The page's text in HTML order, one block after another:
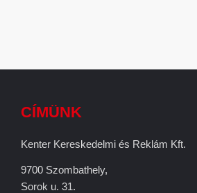
CÍMÜNK
Kenter Kereskedelmi és Reklám Kft.
9700 Szombathely,
Sorok u. 31.